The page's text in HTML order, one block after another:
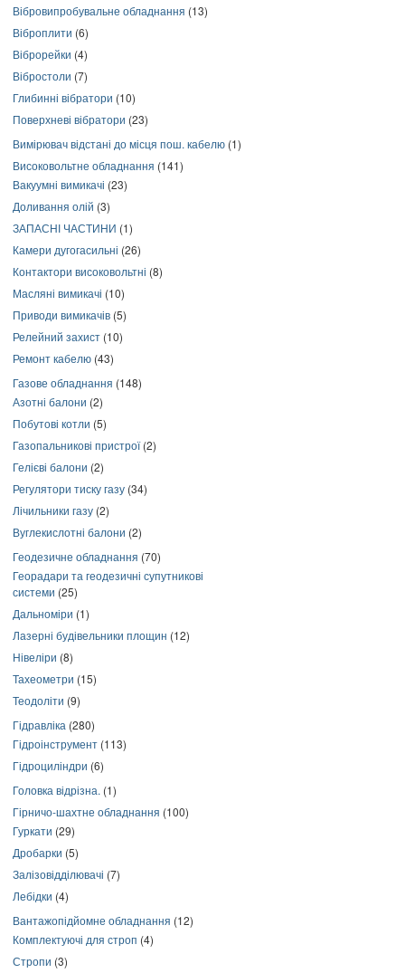
Вібровипробувальне обладнання (13)
Віброплити (6)
Віброрейки (4)
Вібростоли (7)
Глибинні вібратори (10)
Поверхневі вібратори (23)
Вимірювач відстані до місця пош. кабелю (1)
Високовольтне обладнання (141)
Вакуумні вимикачі (23)
Доливання олій (3)
ЗАПАСНІ ЧАСТИНИ (1)
Камери дугогасильні (26)
Контактори високовольтні (8)
Масляні вимикачі (10)
Приводи вимикачів (5)
Релейний захист (10)
Ремонт кабелю (43)
Газове обладнання (148)
Азотні балони (2)
Побутові котли (5)
Газопальникові пристрої(2)
Гелієві балони (2)
Регулятори тиску газу (34)
Лічильники газу (2)
Вуглекислотні балони (2)
Геодезичне обладнання (70)
Георадари та геодезичні супутникові
системи (25)
Дальноміри (1)
Лазерні будівельники площин (12)
Нівеліри (8)
Тахеометри (15)
Теодоліти (9)
Гідравліка (280)
Гідроінструмент (113)
Гідроциліндри (6)
Головка відрізна. (1)
Гірничо-шахтне обладнання (100)
Гуркати (29)
Дробарки (5)
Залізовідділювачі (7)
Лебідки (4)
Вантажопідйомне обладнання (12)
Комплектуючі для строп (4)
Стропи (3)